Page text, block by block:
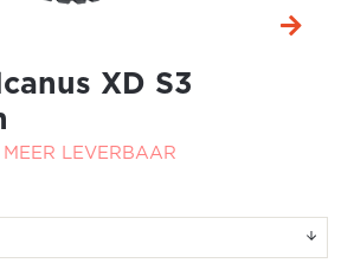
XD S3
MEER LEVERBAAR